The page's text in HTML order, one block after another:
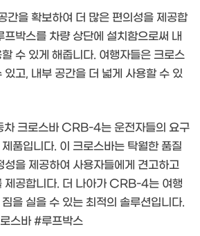
을 확보하여 더 많은 편의성을 제공합
프박스를 차량 상단에 설치함으로써 내
수 있게 해줍니다. 여행자들은 크로스
있고, 내부 공간을 더 넓게 사용할 수 있
크로스바 CRB-4는 운전자들의 요구
품입니다. 이 크로스바는 탁월한 품질
성을 제공하여 사용자들에게 견고하고
제공합니다. 더 나아가 CRB-4는 여행
을 실을 수 있는 최적의 솔루션입니다.
스바 #루프박스